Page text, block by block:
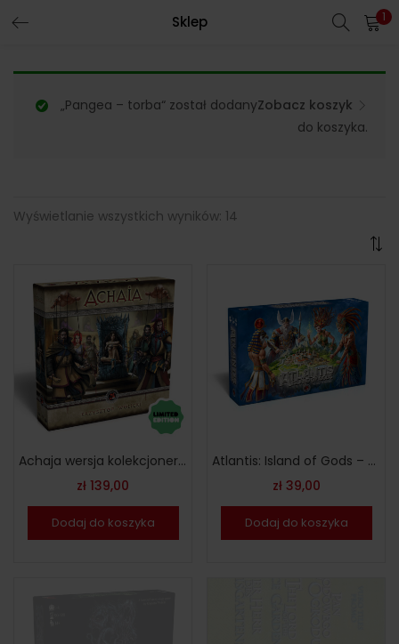
Sklep 1
Zobacz koszyk
„Pangea – torba“ został dodany
do koszyka.
Wyświetlanie wszystkich wyników: 14
Achaja wersja kolekcjonerska – angielska
zł 139,00
Dodaj do koszyka
Atlantis: Island of Gods – polska wersja
zł39,00
Dodaj do koszyka